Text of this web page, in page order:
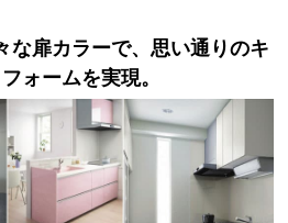
な扉カラーで、思い通りのキ
ォームを実現。